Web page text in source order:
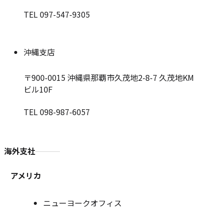
TEL 097-547-9305
沖縄支店
〒900-0015 沖縄県那覇市久茂地2-8-7 久茂地KM
ビル10F
TEL 098-987-6057
海外支社
アメリカ
ニューヨークオフィス